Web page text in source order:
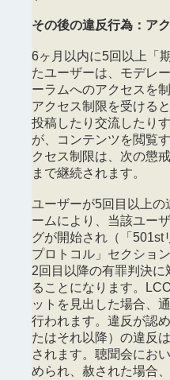
その後の違反行為：ア
6ヶ月以内に5回以上「
たユーザーは、モデレ
ーラムへのアクセスを
アクセス制限を受ける
投稿したり交流したり
が、コンテンツを閲覧
クセス制限は、次の懲
まで継続されます。
ユーザーが5回目以上の
ームにより、当該ユー
グが開始され（「501st
プロトコル」セクショ
2回目以降の有罪判決
ることになります。
ットを見出した場合、
行われます。違反が認
たはそれ以降）の違反
されます。聴聞会にお
められ、赦された場合